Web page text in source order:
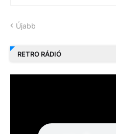
Újabb
RETRO RÁDIÓ